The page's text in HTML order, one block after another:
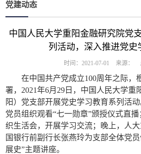
党建动态
中国人民大学重阳金融研究院党
列活动，深入推进党史
时间：2021-07-01 来源：
在中国共产党成立100周年之际，
署，2021年6月29日，中国人民大学重
阳）党支部开展党史学习教育系列活
党员组织观看“七一勋章”颁授仪式直
织生活会，开展学习交流；晚上，人
国银行前副行长张燕玲为支部全体党
展史”主题讲座。